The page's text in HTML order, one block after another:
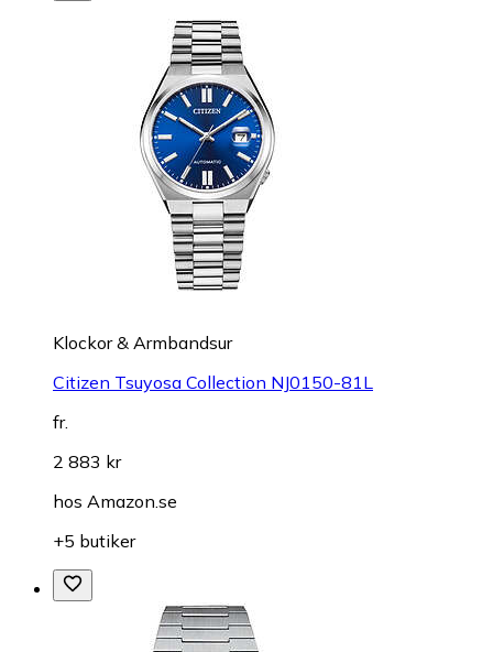
Klockor & Armbandsur
Citizen Tsuyosa Collection NJ0150-81L
fr.
2 883 kr
hos Amazon.se
+5 butiker